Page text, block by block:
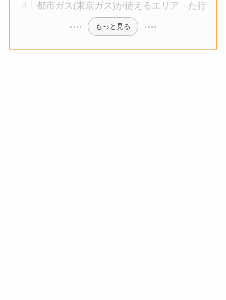
都市ガス(東京ガス)が使えるエリア た行
もっと見る